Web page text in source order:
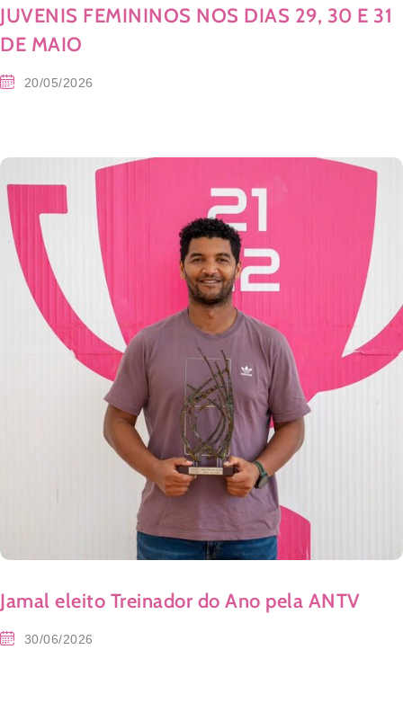
JUVENIS FEMININOS NOS DIAS 29, 30 E 31
DE MAIO
20/05/2026
Jamal eleito Treinador do Ano pela ANTV
30/06/2026